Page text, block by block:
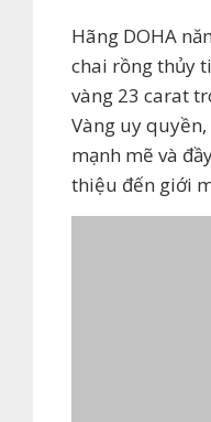
Hãng DOHA
chai rồng thủy
vàng 23 carat
Vàng uy
mạnh mẽ và
thiệu đến giới